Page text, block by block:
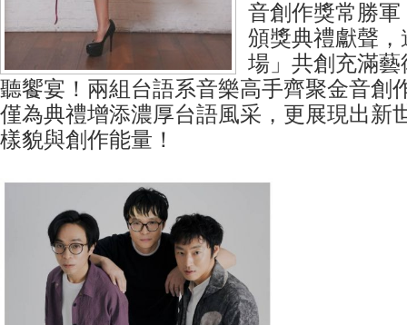
音創作獎常勝
頒獎典禮獻聲
場」共創充滿
聽饗宴！兩組台語系音樂高手齊聚金音創
僅為典禮增添濃厚台語風采，更展現出新
樣貌與創作能量！